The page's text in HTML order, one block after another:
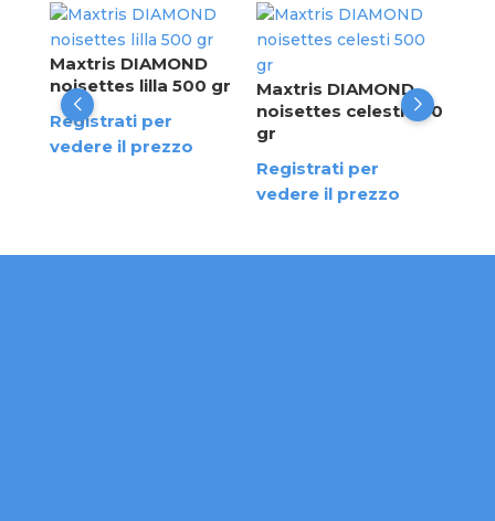
Maxtris DIAMOND
noisettes lilla 500 gr
Registrati per
vedere il prezzo
Maxtris DIAMOND
noisettes celesti 500
gr
Registrati per
vedere il prezzo